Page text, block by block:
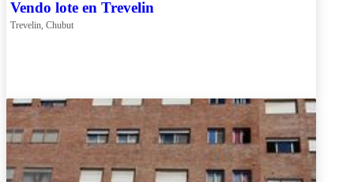
Vendo lote en Trevelin
Trevelin, Chubut